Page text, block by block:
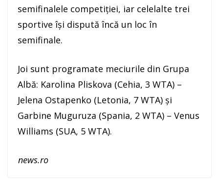
semifinalele competiţiei, iar celelalte trei
sportive îşi dispută încă un loc în
semifinale.
Joi sunt programate meciurile din Grupa
Albă: Karolina Pliskova (Cehia, 3 WTA) –
Jelena Ostapenko (Letonia, 7 WTA) şi
Garbine Muguruza (Spania, 2 WTA) – Venus
Williams (SUA, 5 WTA).
news.ro